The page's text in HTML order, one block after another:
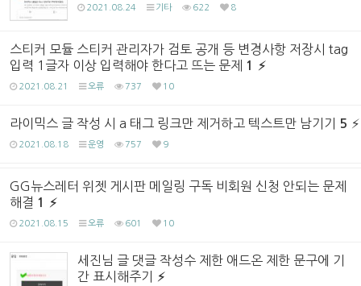
2021.08.24 기타 622 8
스티커 모듈 스티커 관리자가 검토 공개 등 변경사항 저장시 tag
입력 1글자 이상 입력해야 한다고 뜨는 문제
1
2021.08.21 오류 737 10
라이믹스 글 작성 시 a 태그 링크만 제거하고 텍스트만 남기기 5
2021.08.18 운영 757 9
GG뉴스레터 위젯 게시판 메일링 구독 비회원 신청 안되는 문제
해결 1
2021.08.15 오류 601 10
세진님 글 댓글 작성수 제한 애드온 제한 문구에 기
간 표시해주기